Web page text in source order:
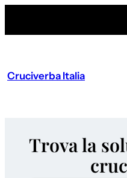
Cruciverba Italia
Trova la